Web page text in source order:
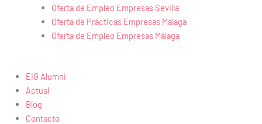
Oferta de Empleo Empresas Sevilla
Oferta de Prácticas Empresas Málaga
Oferta de Empleo Empresas Málaga
EIG Alumni
Actual
Blog
Contacto